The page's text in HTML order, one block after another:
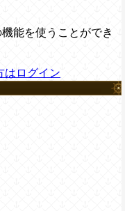
能を使うことができ
はログイン